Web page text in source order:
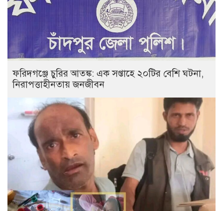
ফরিদগঞ্জে চুরির আতঙ্ক: এক সপ্তাহে ২০টির বেশি ঘটনা,
নিরাপত্তাহীনতায় জনজীবন